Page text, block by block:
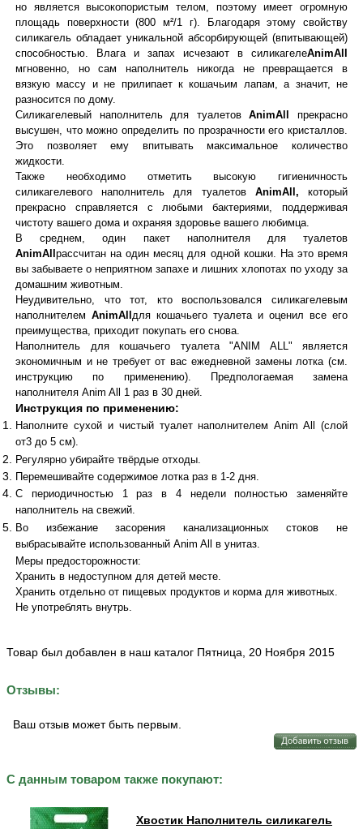
но является высокопористым телом, поэтому имеет огромную
площадь поверхности (800 м²/1 г). Благодаря этому свойству
силикагель обладает уникальной абсорбирующей (впитывающей)
способностью. Влага и запах исчезают в силикагелеAnimAll
мгновенно, но сам наполнитель никогда не превращается в
вязкую массу и не прилипает к кошачьим лапам, а значит, не
разносится по дому.
Силикагелевый наполнитель для туалетовAnimAllпрекрасно
высушен, что можно определить по прозрачности его кристаллов.
Это позволяет ему впитывать максимальное количество
жидкости.
Также необходимо отметить высокую гигиеничность
силикагелевого наполнитель для туалетов AnimAll,который
прекрасно справляется с любыми бактериями, поддерживая
чистоту вашего дома и охраняя здоровье вашего любимца.
В среднем, один пакет наполнителя для туалетов
AnimAll рассчитан на один месяц для одной кошки. На это время
вы забываете о неприятном запахе и лишних хлопотах по уходу за
домашним животным.
Неудивительно, что тот, кто воспользовался силикагелевым
наполнителем AnimAll для кошачьего туалета и оценил все его
преимущества, приходит покупать его снова.
Наполнитель для кошачьего туалета "ANIM ALL" является
экономичным и не требует от вас ежедневной замены лотка (см.
инструкцию по применению). Предпологаемая замена
наполнителя Anim All 1 раз в 30 дней.
Инструкция по применению:
Наполните сухой и чистый туалет наполнителем Anim All (слой
от3 до 5 см).
Регулярно убирайте твёрдые отходы.
Перемешивайте содержимое лотка раз в 1-2 дня.
С периодичностью 1 раз в 4 недели полностью заменяйте
наполнитель на свежий.
Во избежание засорения канализационных стоков не
выбрасывайте использованный Anim All в унитаз.
Меры предосторожности:
Хранить в недоступном для детей месте.
Хранить отдельно от пищевых продуктов и корма для животных.
Не употреблять внутрь.
Товар был добавлен в наш каталог Пятница, 20 Ноября 2015
Отзывы:
Ваш отзыв может быть первым.
С данным товаром также покупают:
Хвостик Наполнитель силикагель